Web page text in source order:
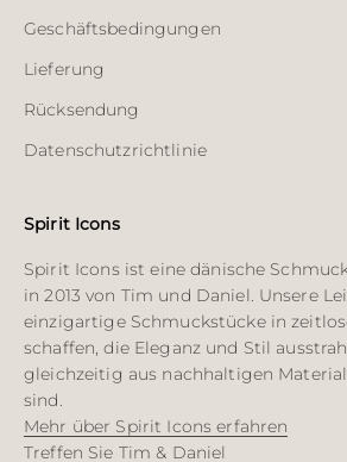
Geschäftsbedingungen
Lieferung
Rücksendung
Datenschutzrichtlinie
Spirit Icons
Spirit Icons ist eine dänische
in 2013 von Tim und Daniel. Unsere
einzigartige Schmuckstücke in
schaffen, die Eleganz und Stil
gleichzeitig aus nachhaltigen
sind.
Mehr über Spirit Icons erfahren
Treffen Sie Tim & Daniel